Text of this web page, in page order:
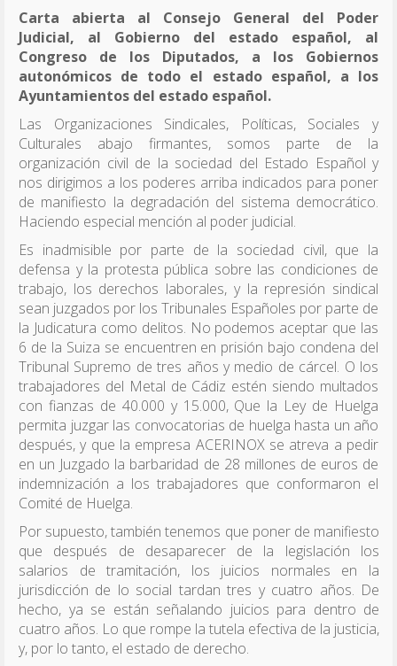
Carta abierta al Consejo General del Poder
Judicial, al Gobierno del estado español, al
Congreso de los Diputados, a los Gobiernos
autonómicos de todo el estado español, a los
Ayuntamientos del estado español.
Las Organizaciones Sindicales, Políticas, Sociales y
Culturales abajo firmantes, somos parte de la
organización civil de la sociedad del Estado Español y
nos dirigimos a los poderes arriba indicados para poner
de manifiesto la degradación del sistema democrático.
Haciendo especial mención al poder judicial.
Es inadmisible por parte de la sociedad civil, que la
defensa y la protesta pública sobre las condiciones de
trabajo, los derechos laborales, y la represión sindical
sean juzgados por los Tribunales Españoles por parte de
la Judicatura como delitos. No podemos aceptar que las
6 de la Suiza se encuentren en prisión bajo condena del
Tribunal Supremo de tres años y medio de cárcel. O los
trabajadores del Metal de Cádiz estén siendo multados
con fianzas de 40.000 y 15.000, Que la Ley de Huelga
permita juzgar las convocatorias de huelga hasta un año
después, y que la empresa ACERINOX se atreva a pedir
en un Juzgado la barbaridad de 28 millones de euros de
indemnización a los trabajadores que conformaron el
Comité de Huelga.
Por supuesto, también tenemos que poner de manifiesto
que después de desaparecer de la legislación los
salarios de tramitación, los juicios normales en la
jurisdicción de lo social tardan tres y cuatro años. De
hecho, ya se están señalando juicios para dentro de
cuatro años. Lo que rompe la tutela efectiva de la justicia,
y, por lo tanto, el estado de derecho.